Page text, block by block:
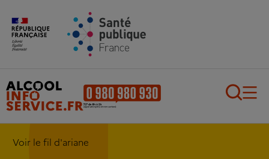
Aller au contenu principal
Voir le fil d'ariane